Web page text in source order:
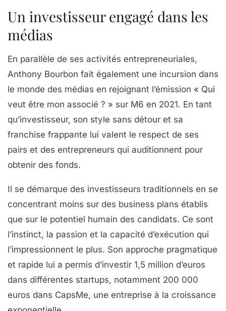
Un investisseur engagé dans les
médias
En parallèle de ses activités entrepreneuriales,
Anthony Bourbon fait également une incursion dans
le monde des médias en rejoignant l’émission « Qui
veut être mon associé ? » sur M6 en 2021. En tant
qu’investisseur, son style sans détour et sa
franchise frappante lui valent le respect de ses
pairs et des entrepreneurs qui auditionnent pour
obtenir des fonds.
Il se démarque des investisseurs traditionnels en se
concentrant moins sur des business plans établis
que sur le potentiel humain des candidats. Ce sont
l’instinct, la passion et la capacité d’exécution qui
l’impressionnent le plus. Son approche pragmatique
et rapide lui a permis d’investir 1,5 million d’euros
dans différentes startups, notamment 200 000
euros dans CapsMe, une entreprise à la croissance